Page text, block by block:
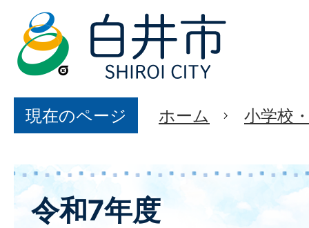
現在のページ ホーム 小学校
令和7年度